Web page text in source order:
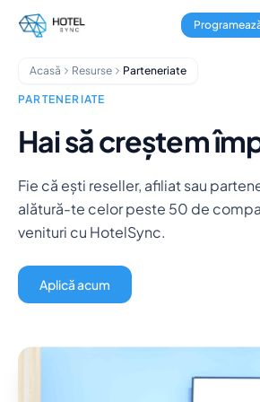
Sari la conținutul principal
Management de proprietăți
Channel Manager
Procesare plăți
Hub multi-proprietate
Aplicație Housekeeping
Hosteluri
Condo-hoteluri
Închirieri de vacanță
Despre noi
Integrări
Blog
Acasă Resurse Parteneriate
PARTENERIATE
Hai să creștem
Fie că ești reseller, afiliat sau
alătură-te celor peste 50 de
venituri cu HotelSync.
Aplică acum